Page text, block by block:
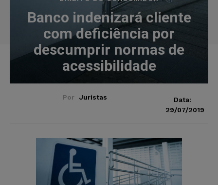
Banco indenizará cliente
com deficiência por
descumprir normas de
acessibilidade
Por Juristas
Data:
29/07/2019